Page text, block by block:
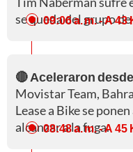
se queda del grupo
09:06 a. m.- A 43
🔴 Aceleraron
Movistar Team,
Lease a Bike se
alcanzar a la fuga.
08:48 a. m.- A 45